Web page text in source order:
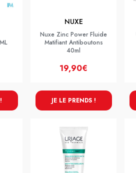
NUXE
Nuxe Zinc Power Fluide
Matifiant Antiboutons
40ml
19,90€
JE LE PRENDS !